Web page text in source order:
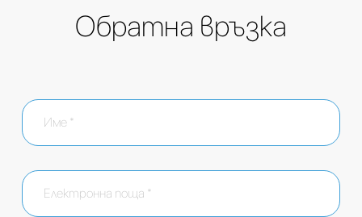
Обратна връзка